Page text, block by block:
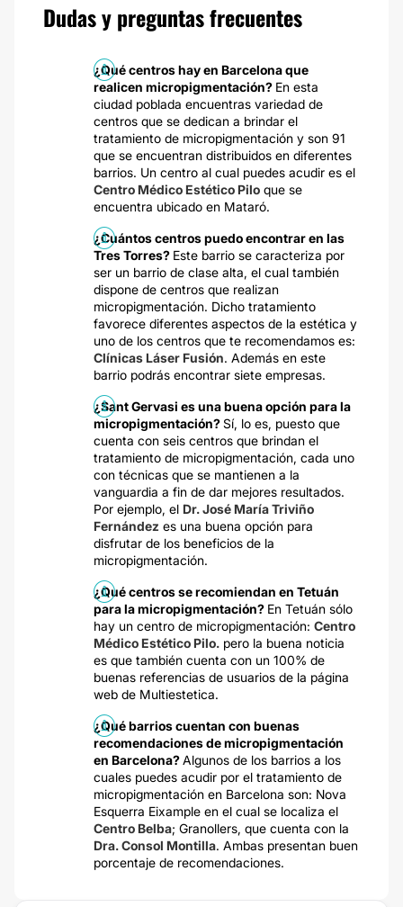
Dudas y preguntas frecuentes
¿Qué centros hay en Barcelona que
realicen micropigmentación? En esta
ciudad poblada encuentras variedad de
centros que se dedican a brindar el
tratamiento de micropigmentación y son 91
que se encuentran distribuidos en diferentes
barrios. Un centro al cual puedes acudir es el
Centro Médico Estético Pilo que se
encuentra ubicado en Mataró.
¿Cuántos centros puedo encontrar en las
Tres Torres? Este barrio se caracteriza por
ser un barrio de clase alta, el cual también
dispone de centros que realizan
micropigmentación. Dicho tratamiento
favorece diferentes aspectos de la estética y
uno de los centros que te recomendamos es:
Clínicas Láser Fusión. Además en este
barrio podrás encontrar siete empresas.
¿Sant Gervasi es una buena opción para la
micropigmentación?Sí, lo es, puesto que
cuenta con seis centros que brindan el
tratamiento de micropigmentación, cada uno
con técnicas que se mantienen a la
vanguardia a fin de dar mejores resultados.
Por ejemplo, el Dr. José María Triviño
Fernández es una buena opción para
disfrutar de los beneficios de la
micropigmentación.
¿Qué centros se recomiendan en Tetuán
para la micropigmentación? En Tetuán sólo
hay un centro de micropigmentación: Centro
Médico Estético Pilo. pero la buena noticia
es que también cuenta con un 100% de
buenas referencias de usuarios de la página
web de Multiestetica.
¿Qué barrios cuentan con buenas
recomendaciones de micropigmentación
en Barcelona?Algunos de los barrios a los
cuales puedes acudir por el tratamiento de
micropigmentación en Barcelona son: Nova
Esquerra Eixample en el cual se localiza el
Centro Belba; Granollers, que cuenta con la
Dra. Consol Montilla. Ambas presentan buen
porcentaje de recomendaciones.